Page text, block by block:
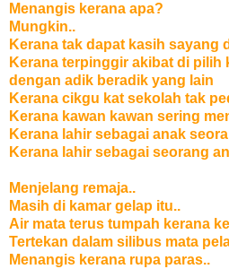
Menangis kerana apa?
Mungkin..
Kerana tak dapat kasih sayang
Kerana terpinggir akibat di pilih
dengan adik beradik yang lain
Kerana cikgu kat sekolah tak
Kerana kawan kawan sering
Kerana lahir sebagai anak
Kerana lahir sebagai seorang
Menjelang remaja..
Masih di kamar gelap itu..
Air mata terus tumpah kerana
Tertekan dalam silibus mata
Menangis kerana rupa paras..